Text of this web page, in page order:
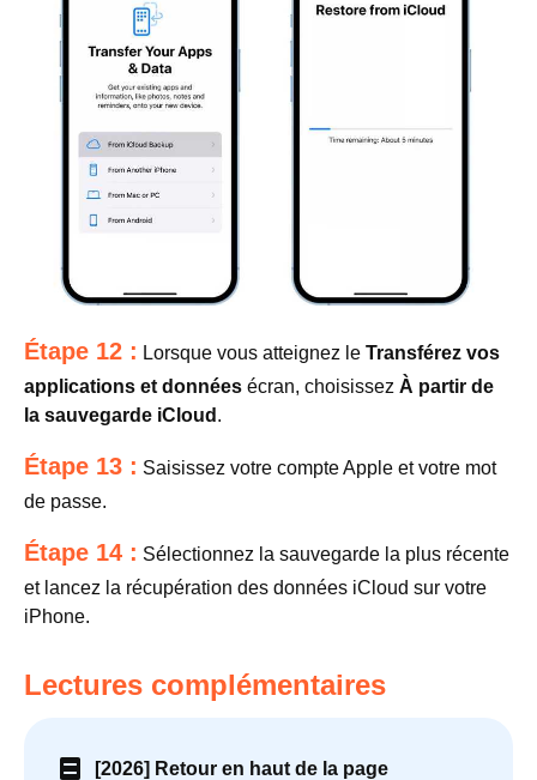
Étape 12 : Lorsque vous atteignez le Transférez vos
applications et données écran, choisissez À partir de
la sauvegarde iCloud .
Étape 13 : Saisissez votre compte Apple et votre mot
de passe.
Étape 14 : Sélectionnez la sauvegarde la plus récente
et lancez la récupération des données iCloud sur votre
iPhone.
Lectures complémentaires
[2026] Retour en haut de la page